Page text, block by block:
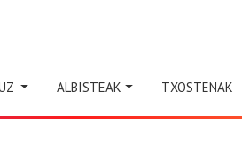
ALBISTEAK TXOSTENAK